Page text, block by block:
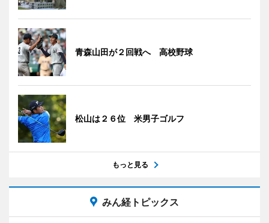
青森山田が２回戦へ 高校野球
松山は２６位 米男子ゴルフ
もっと見る
みん経トピックス